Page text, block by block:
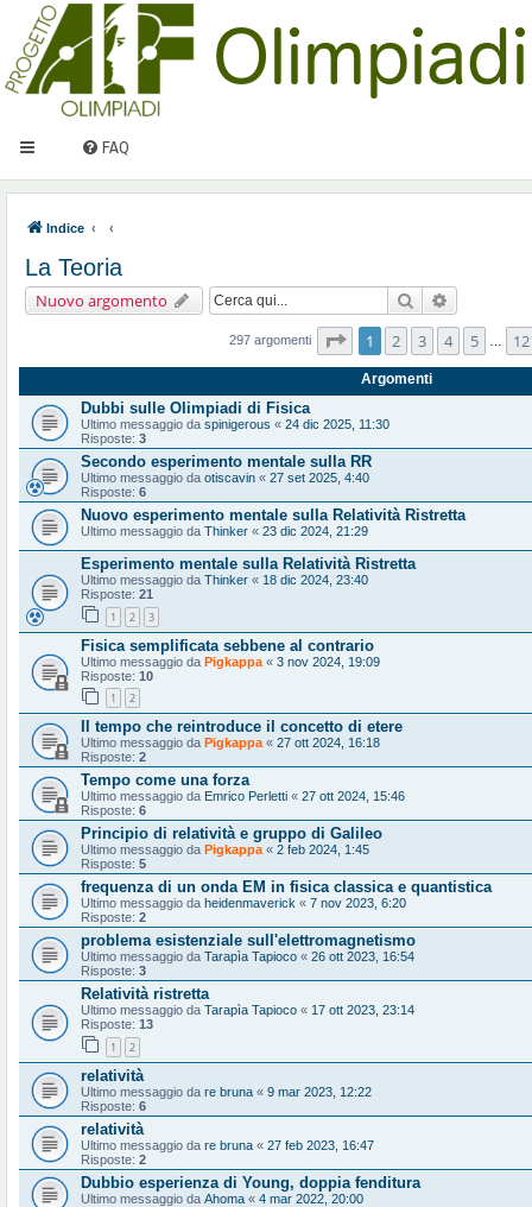
FAQ
Indice
La Teoria
Nuovo argomento Cerca
297 argomenti Pagina1 di12
1 2 3 4 5 12
Argomenti
Dubbi sulle Olimpiadi di Fisica
Ultimo messaggio da spinigerous « 24 dic 2025, 11:30
Risposte: 3
Secondo esperimento mentale sulla RR
Ultimo messaggio da otiscavin « 27 set 2025, 4:40
Risposte: 6
Nuovo esperimento mentale sulla Relatività Ristretta
Ultimo messaggio da Thinker « 23 dic 2024, 21:29
Esperimento mentale sulla Relatività Ristretta
Ultimo messaggio da Thinker « 18 dic 2024, 23:40
Risposte: 21
1 2 3
Fisica semplificata sebbene al contrario
Ultimo messaggio da Pigkappa « 3 nov 2024, 19:09
Risposte: 10
1 2
Il tempo che reintroduce il concetto di etere
Ultimo messaggio da Pigkappa « 27 ott 2024, 16:18
Risposte: 2
Tempo come una forza
Ultimo messaggio da Emrico Perletti « 27 ott 2024, 15:46
Risposte: 6
Principio di relatività e gruppo di Galileo
Ultimo messaggio da Pigkappa « 2 feb 2024, 1:45
Risposte: 5
frequenza di un onda EM in fisica classica e quantistica
Ultimo messaggio da heidenmaverick « 7 nov 2023, 6:20
Risposte: 2
problema esistenziale sull'elettromagnetismo
Ultimo messaggio da Tarapìa Tapioco « 26 ott 2023, 16:54
Risposte: 3
Relatività ristretta
Ultimo messaggio da Tarapìa Tapioco « 17 ott 2023, 23:14
Risposte: 13
1 2
relatività
Ultimo messaggio da re bruna « 9 mar 2023, 12:22
Risposte: 6
relatività
Ultimo messaggio da re bruna « 27 feb 2023, 16:47
Risposte: 2
Dubbio esperienza di Young, doppia fenditura
Ultimo messaggio da Ahoma « 4 mar 2022, 20:00